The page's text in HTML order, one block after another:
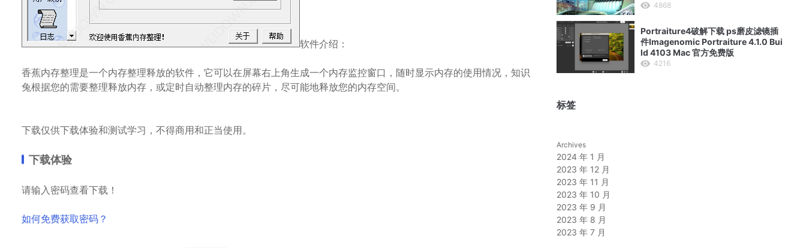
软件介绍：
香蕉内存整理是一个内存整理释放的软件，它可以在屏幕右上角生成一个内存监控窗口，随时显示内存的使用情况，知识
兔根据您的需要整理释放内存，或定时自动整理内存的碎片，尽可能地释放您的内存空间。
下载仅供下载体验和测试学习，不得商用和正当使用。
下载体验
请输入密码查看下载！
如何免费获取密码？
4868
Portraiture4破解下载 ps磨皮滤镜插
件Imagenomic Portraiture 4.1.0 Bui
ld 4103 Mac 官方免费版
4216
标签
Archives
2024 年 1 月
2023 年 12 月
2023 年 11 月
2023 年 10 月
2023 年 9 月
2023 年 8 月
2023 年 7 月